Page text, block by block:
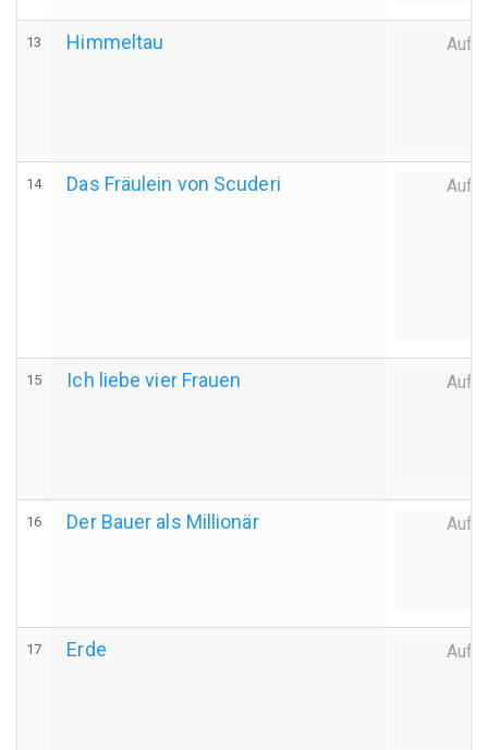
13 Himmeltau
14 Das Fräulein von Scuderi
15 Ich liebe vier Frauen
16 Der Bauer als Millionär
17 Erde